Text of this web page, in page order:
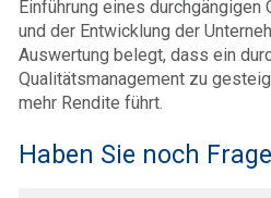
Einführung eines durchgängigen
und der Entwicklung der
Auswertung belegt, dass ein
Qualitätsmanagement zu
mehr Rendite führt.
Haben Sie noch